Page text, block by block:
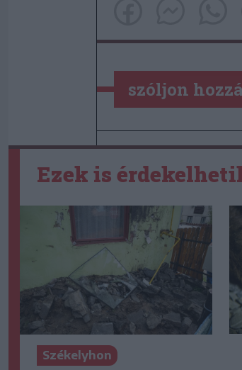
szóljon
Ezek is
Székelyhon